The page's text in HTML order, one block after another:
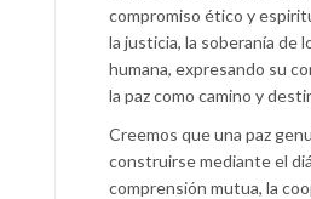
compromiso ético y
la justicia, la soberanía de
humana, expresando su
la paz como camino y
Creemos que una paz
construirse mediante el
comprensión mutua, la